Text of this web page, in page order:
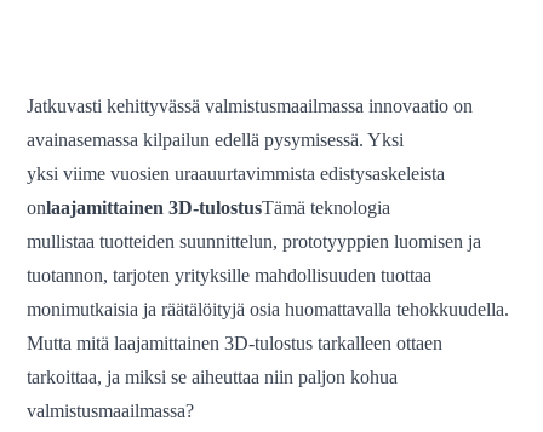
Jatkuvasti kehittyvässä valmistusmaailmassa innovaatio on
avainasemassa kilpailun edellä pysymisessä. Yksi
yksi viime vuosien uraauurtavimmista edistysaskeleista
onlaajamittainen 3D-tulostusTämä teknologia
mullistaa tuotteiden suunnittelun, prototyyppien luomisen ja
tuotannon, tarjoten yrityksille mahdollisuuden tuottaa
monimutkaisia ​​ja räätälöityjä osia huomattavalla tehokkuudella.
Mutta mitä laajamittainen 3D-tulostus tarkalleen ottaen
tarkoittaa, ja miksi se aiheuttaa niin paljon kohua
valmistusmaailmassa?